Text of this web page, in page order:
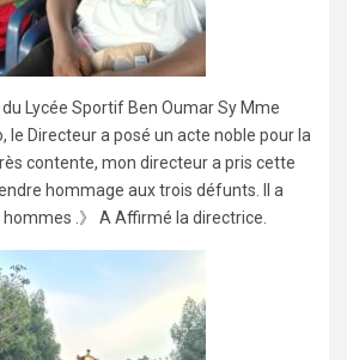
Lycée Sportif Ben Oumar Sy Mme
le Directeur a posé un acte noble pour la
contente, mon directeur a pris cette
hommage aux trois défunts. Il a
.》 A Affirmé la directrice.